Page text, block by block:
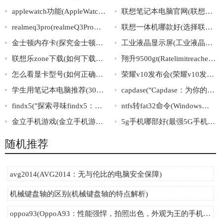
applewatch功能(AppleWatch的功能介绍及使用攻略推荐)
联想笔记本电脑官网(联想笔记本电脑官网：轻松选购，畅享高效生活)
realmeq3pro(realmeQ3Pro：一款性能卓越的高性价比5G手机)
联想一体机哪款好(选择联想一体机的技巧与推荐)
金士顿内存卡(探究金士顿内存卡的优势与劣势)
工业液晶显示屏(工业液晶显示屏：高可靠性产品应用广泛)
联想乐zone下载(如何下载联想乐zone？)
翔升9500gt(Ratelimitreachedfordefault-gpt-3.5-turboinorganizationorg-kQtPz8nxKcCoG
怎么看显卡型号(如何正确识别显卡型号)
荣耀v10发布会(荣耀v10发布会：全面解读荣耀新旗舰)
学生用笔记本电脑推荐(30个汉字标题推荐：优质笔记本电脑推荐，满足学生学习和娱乐需要！)
capdase("Capdase：为你的智能设备提供完美保护和便捷体验")
findx5("探索寻味findx5：解密其隐藏的科技与艺术精髓")
ntfs转fat32命令(Windows系统下NTFS转FAT32的实用命令)
金立手机游戏(金立手机游戏大放异彩：畅玩海量精品游戏，体验顶尖硬件带来的超凡流畅！)
5g手机哪部好(最强5G手机推荐，助你找到性价比最高的好机型)
随机推荐
avg2014(AVG2014：无与伦比的电脑安全保障)
机械键盘轴的区别(机械键盘轴的特点解析)
oppoa93(OppoA93：性能强悍，拍照出色，外观为王的手机新贵)